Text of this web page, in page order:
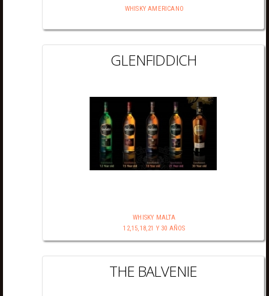
WHISKY AMERICANO
GLENFIDDICH
WHISKY MALTA
12,15,18,21 Y 30 AÑOS
THE BALVENIE